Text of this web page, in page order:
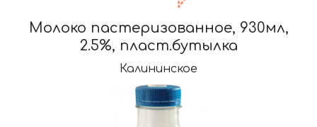
Молоко пастеризованное, 930мл,
2.5%, пласт.бутылка
Калининское